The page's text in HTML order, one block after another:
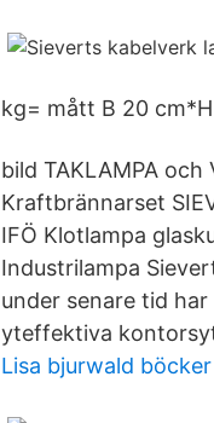
kg= mått B 20
bild TAKLAMPA
Kraftbrännarset
IFÖ Klotlampa
Industrilampa
under senare tid
yteffektiva
Lisa bjurwald böcker